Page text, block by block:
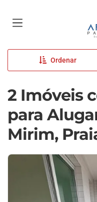
Ordenar
2 Imóveis
para
Mirim,